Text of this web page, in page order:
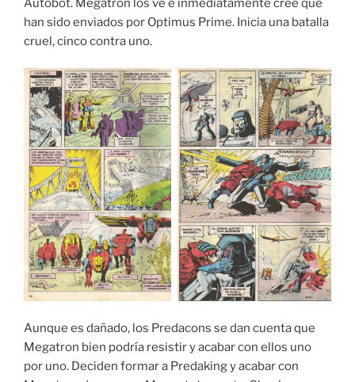
Autobot. Megatron los ve e inmediatamente cree que
han sido enviados por Optimus Prime. Inicia una batalla
cruel, cinco contra uno.
Aunque es dañado, los Predacons se dan cuenta que
Megatron bien podría resistir y acabar con ellos uno
por uno. Deciden formar a Predaking y acabar con